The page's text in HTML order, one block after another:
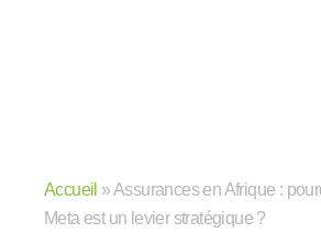
Accueil »Assurances en Afrique :
Meta est un levier stratégique ?